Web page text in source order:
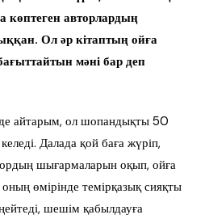
көптеген авторлардың
Ол әр кітаптың ойға
мәні бар деп
айтарым, ол шопандықты 50
Далада қой баға жүріп,
шығармаларын оқып, ойға
өмірінде темірқазық сияқты
шешім қабылдауға